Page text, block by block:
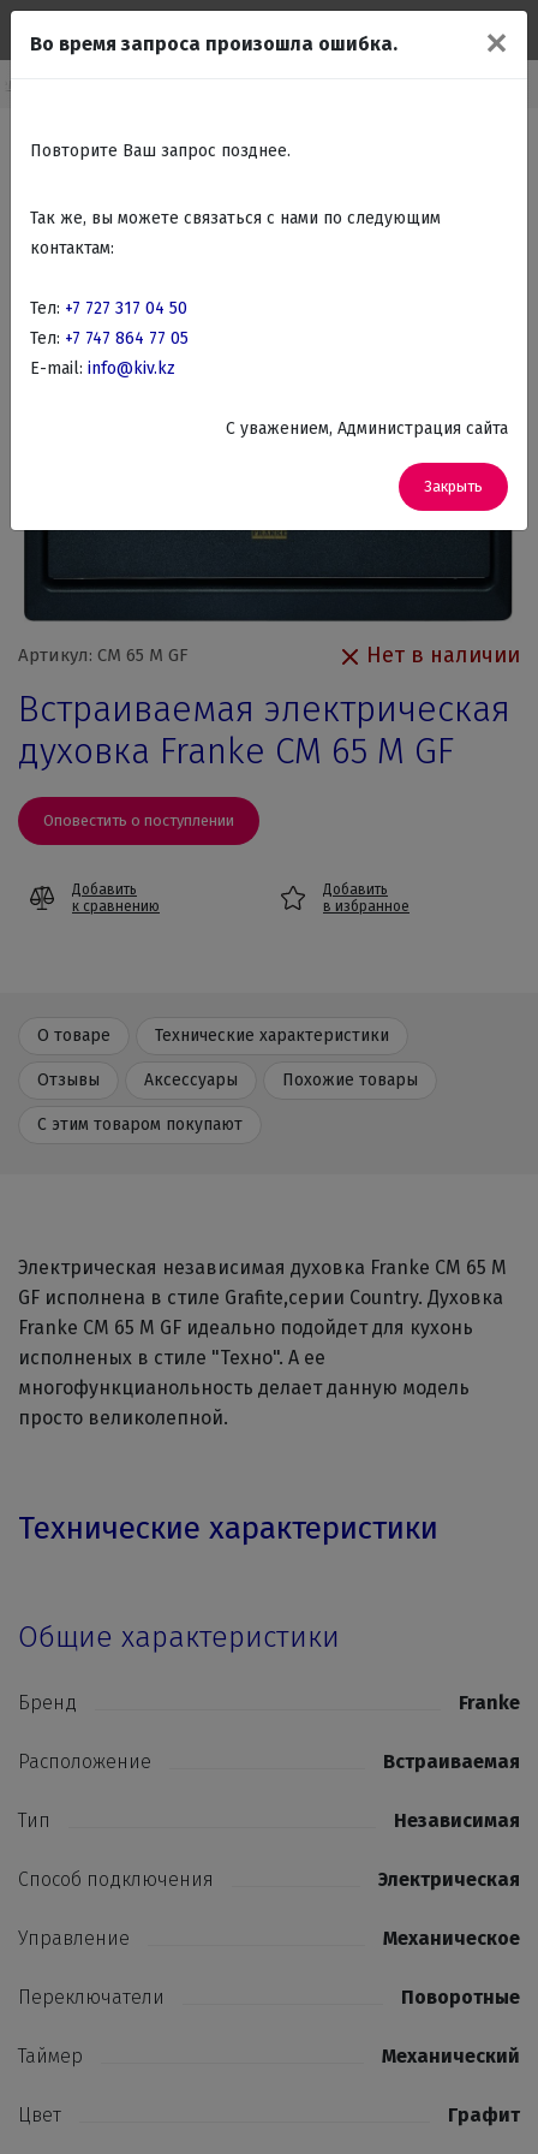
духовые шкафы
Артикул: CM 65 M GF Нет в наличии
Встраиваемая электрическая
духовка Franke CM 65 M GF
Оповестить о поступлении
Добавить
к сравнению
Добавить
в избранное
О товаре Технические характеристики
Отзывы Аксессуары Похожие товары
С этим товаром покупают
Электрическая независимая духовка Franke CM 65 M
GF исполнена в стиле Grafite,серии Country. Духовка
Franke CM 65 M GF идеально подойдет для кухонь
исполненых в стиле "Техно". А ее
многофункцианольность делает данную модель
просто великолепной.
Технические характеристики
Общие характеристики
Бренд Franke
Расположение Встраиваемая
Тип Независимая
Способ подключения Электрическая
Управление Механическое
Переключатели Поворотные
Таймер Механический
Цвет Графит
✕
Во время запроса произошла ошибка.
Повторите Ваш запрос позднее.
Так же, вы можете связаться с нами по следующим
контактам:
Тел: +7 727 317 04 50
Тел: +7 747 864 77 05
E-mail: info@kiv.kz
C уважением, Администрация сайта
Закрыть